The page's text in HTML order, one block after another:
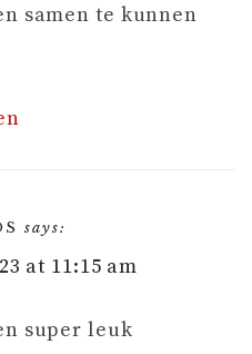
samen te kunnen
says:
at 11:15 am
super leuk